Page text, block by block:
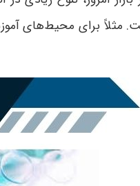
مثلاً برای محیط‌های